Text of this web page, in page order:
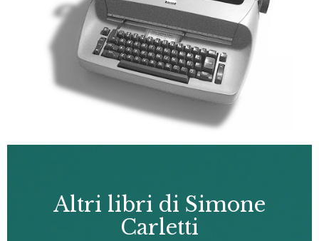
Altri libri di Simone
Carletti